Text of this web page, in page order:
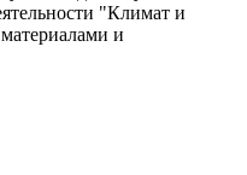
"Климат и
и